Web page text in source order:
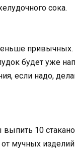
сока.
привычных.
будет уже
если надо,
10
мучных